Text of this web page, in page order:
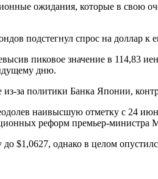
ожидания, которые в свою
подстегнул спрос на доллар
пиковое значение в 114,83
дню.
за политики Банка Японии,
наивысшую отметку с 24
реформ премьер-министра
$1,0627, однако в целом